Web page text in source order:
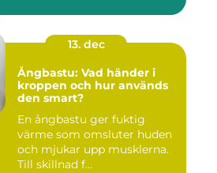
13. dec
Ångbastu: Vad händer i
kroppen och hur används
den smart?
En ångbastu ger fuktig
värme som omsluter huden
och mjukar upp musklerna.
Till skillnad f...